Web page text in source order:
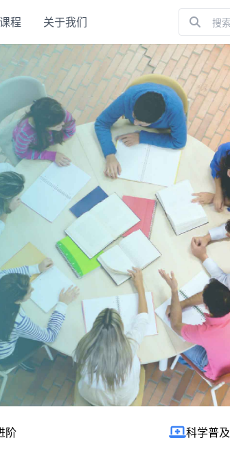
程 关于我们
阶
科学普及